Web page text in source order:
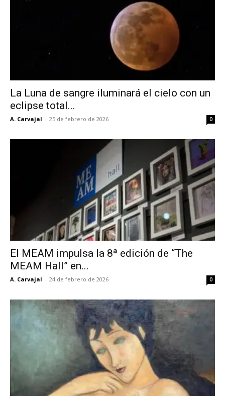
La Luna de sangre iluminará el cielo con un
eclipse total...
A. Carvajal - 25 de febrero de 2026 0
El MEAM impulsa la 8ª edición de “The
MEAM Hall” en...
A. Carvajal - 24 de febrero de 2026 0